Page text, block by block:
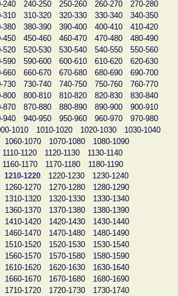
240 240-250 250-260 260-270
270-280
310 310-320 320-330 330-340
340-350
380 380-390 390-400 400-410
410-420
450 450-460 460-470 470-480
480-490
520 520-530 530-540 540-550
550-560
590 590-600 600-610 610-620
620-630
660 660-670 670-680 680-690
690-700
730 730-740 740-750 750-760
760-770
800 800-810 810-820 820-830
830-840
870 870-880 880-890 890-900
900-910
940 940-950 950-960 960-970
970-980
1010 1010-1020 1020-1030
1030-1040
1060-1070 1070-1080
1080-1090
1110-1120 1120-1130
1130-1140
1160-1170 1170-1180
1180-1190
1210-1220 1220-1230
1230-1240
1260-1270 1270-1280
1280-1290
1310-1320 1320-1330
1330-1340
1360-1370 1370-1380
1380-1390
1410-1420 1420-1430
1430-1440
1460-1470 1470-1480
1480-1490
1510-1520 1520-1530
1530-1540
1560-1570 1570-1580
1580-1590
1610-1620 1620-1630
1630-1640
1660-1670 1670-1680
1680-1690
1710-1720 1720-1730
1730-1740